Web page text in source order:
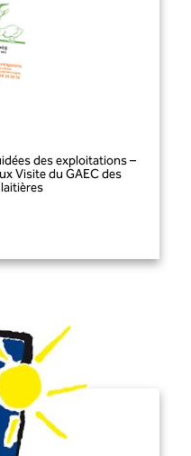
des exploitations –
Visite du GAEC des